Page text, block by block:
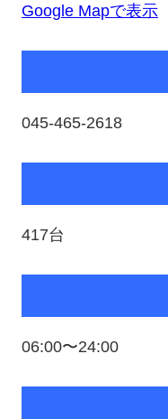
Google Mapで表示
045-465-2618
417台
06:00〜24:00